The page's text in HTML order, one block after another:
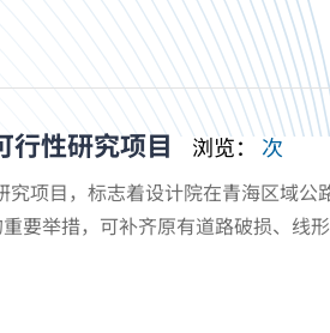
行性研究项目 浏览： 次
项目，标志着设计院在青海区
要举措，可补齐原有道路破损、